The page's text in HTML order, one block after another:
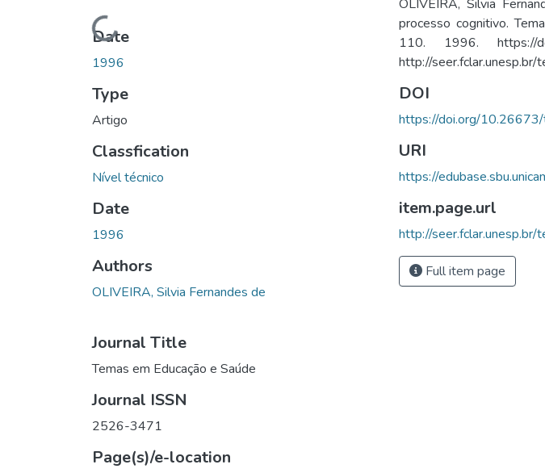
Loading...
Date
1996
Type
Artigo
Classfication
Nível técnico
Date
1996
Authors
OLIVEIRA, Silvia Fernandes de
Journal Title
Temas em Educação e Saúde
Journal ISSN
2526-3471
Page(s)/e-location
OLIVEIRA, Silvia
processo cognitivo.
110. 1996. https://
http://
DOI
https://doi.org/
URI
https://
item.page.url
http://
Full item page